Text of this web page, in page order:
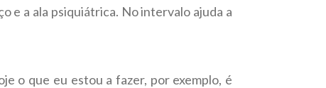
e a ala psiquiátrica. No intervalo ajuda a
o que eu estou a fazer, por exemplo, é